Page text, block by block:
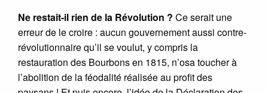
Ne restait-il rien de la Révolution ? Ce serait une
erreur de le croire : aucun gouvernement aussi contre-
révolutionnaire qu’il se voulut, y compris la
restauration des Bourbons en 1815, n’osa toucher à
l’abolition de la féodalité réalisée au profit des